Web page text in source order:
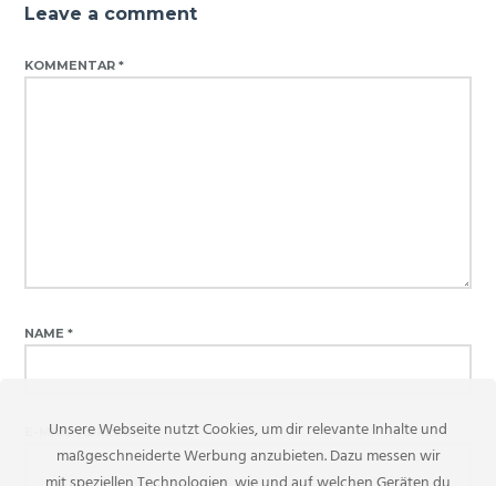
Leave a comment
KOMMENTAR*
NAME*
E-MAIL-ADRESSE*
Unsere Webseite nutzt Cookies, um dir relevante Inhalte und
maßgeschneiderte Werbung anzubieten. Dazu messen wir